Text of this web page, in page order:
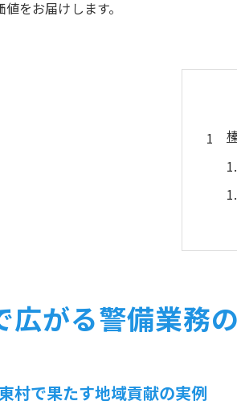
をお届けします。
広がる警備業務
村で果たす地域貢献の実例